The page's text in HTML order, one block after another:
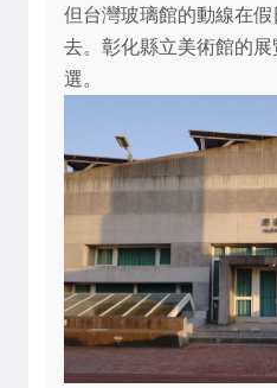
但台灣玻璃館的動線在
去。彰化縣立美術館的
選。